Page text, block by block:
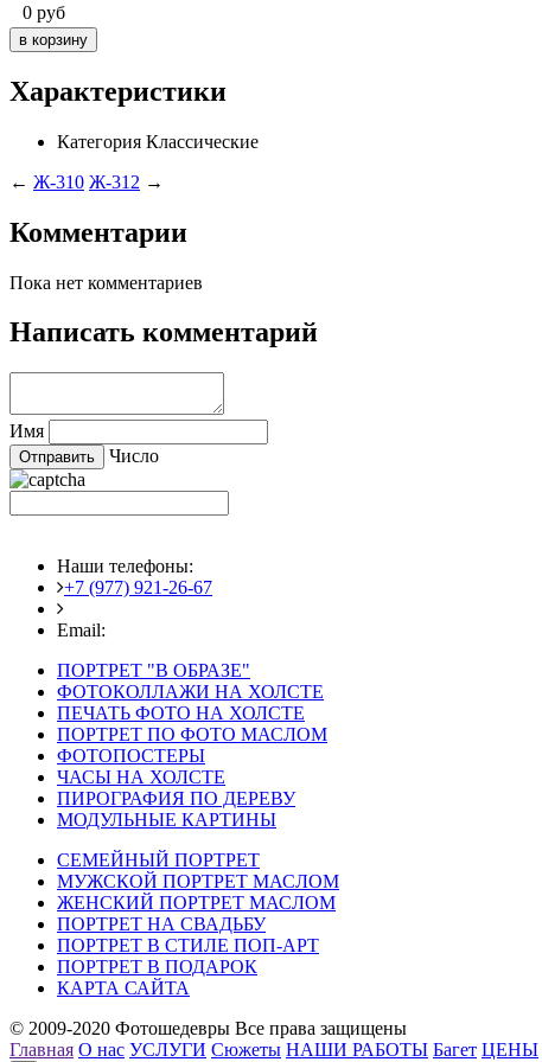
0 руб
Характеристики
Категория Классические
← Ж-310 Ж-312 →
Комментарии
Пока нет комментариев
Написать комментарий
Имя
Число
Наши телефоны:
+7 (977) 921-26-67
Email:
ПОРТРЕТ "В ОБРАЗЕ"
ФОТОКОЛЛАЖИ НА ХОЛСТЕ
ПЕЧАТЬ ФОТО НА ХОЛСТЕ
ПОРТРЕТ ПО ФОТО МАСЛОМ
ФОТОПОСТЕРЫ
ЧАСЫ НА ХОЛСТЕ
ПИРОГРАФИЯ ПО ДЕРЕВУ
МОДУЛЬНЫЕ КАРТИНЫ
СЕМЕЙНЫЙ ПОРТРЕТ
МУЖСКОЙ ПОРТРЕТ МАСЛОМ
ЖЕНСКИЙ ПОРТРЕТ МАСЛОМ
ПОРТРЕТ НА СВАДЬБУ
ПОРТРЕТ В СТИЛЕ ПОП-АРТ
ПОРТРЕТ В ПОДАРОК
КАРТА САЙТА
© 2009-2020 Фотошедевры Все права защищены
Главная О нас УСЛУГИ Сюжеты НАШИ РАБОТЫ Багет ЦЕНЫ